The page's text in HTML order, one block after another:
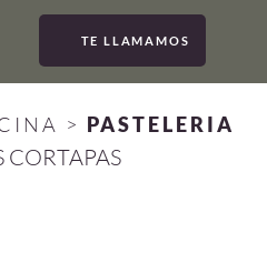
TE LLAMAMOS
> PASTELERIA
CORTAPAS